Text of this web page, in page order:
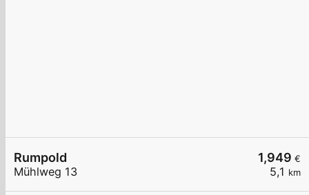
1,949 €
5,1 km
Rumpold
Mühlweg 13